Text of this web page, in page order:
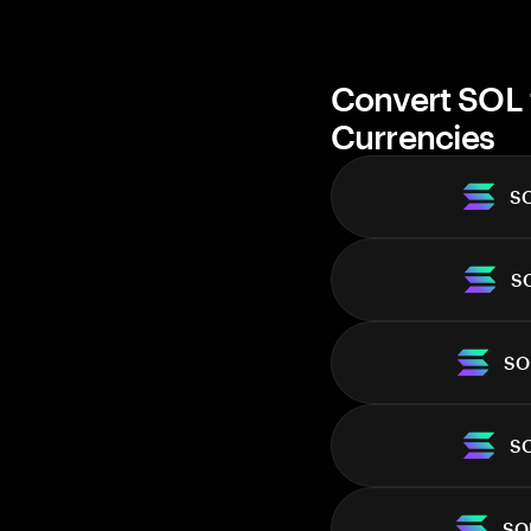
Convert
Currencies